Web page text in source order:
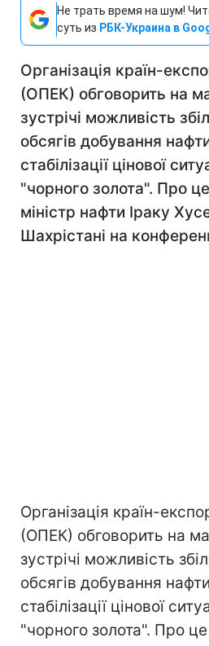
Не трать время на шум!
суть из РБК-Украина в
Організація країн-
(ОПЕК) обговорить на
зустрічі можливість
обсягів добування
стабілізації цінової
"чорного золота". Про
міністр нафти Іраку
Шахрістані на
Організація країн-
(ОПЕК) обговорить на
зустрічі можливість
обсягів добування
стабілізації цінової
"чорного золота". Про